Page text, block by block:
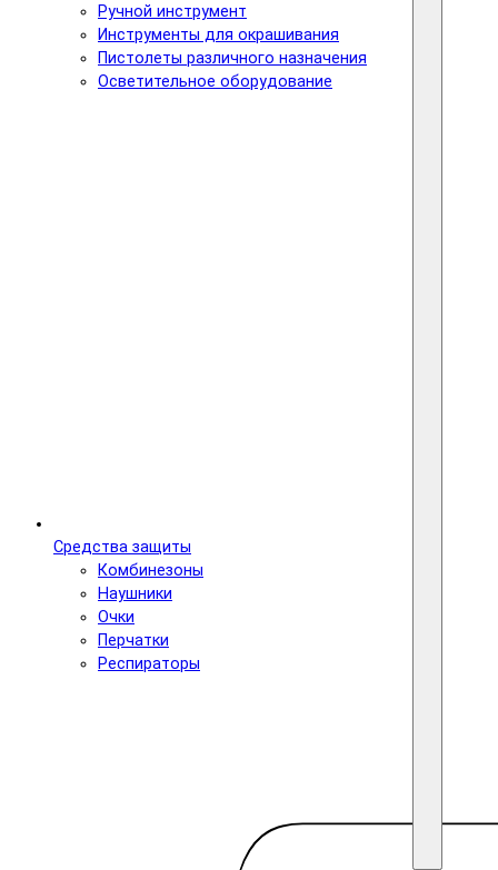
Ручной инструмент
Инструменты для окрашивания
Пистолеты различного назначения
Осветительное оборудование
Средства защиты
Комбинезоны
Наушники
Очки
Перчатки
Респираторы